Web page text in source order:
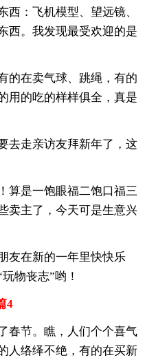
西：飞机模型、望远镜、
。我发现最受欢迎的是
的在卖气球、跳绳，有的
用的吃的样样俱全，真是
去走亲访友拜新年了，这
算是一饱眼福二饱口福三
卖主了，今天可是生意兴
友在新的一年里快快乐
物丧志”哟！
4
春节。瞧，人们个个喜气
人络绎不绝，有的在买新